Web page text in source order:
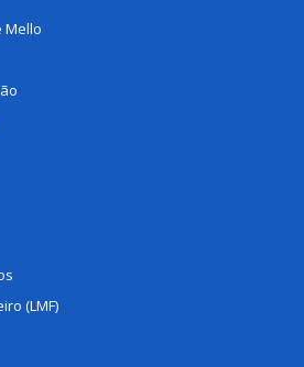
Mello
(LMF)